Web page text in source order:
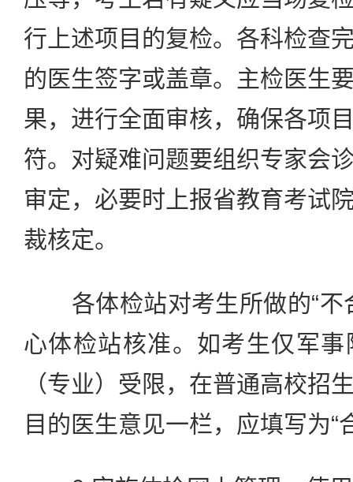
行上述项目的复检。各科检查
的医生签字或盖章。主检医生
果，进行全面审核，确保各项
符。对疑难问题要组织专家会
审定，必要时上报省教育考试
裁核定。
各体检站对考生所做的“不
心体检站核准。如考生仅军
（专业）受限，在普通高校招
目的医生意见一栏，应填写为“